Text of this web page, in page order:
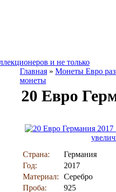
Главная » Монеты Евро
монеты
20 Евро
Страна:
Германия
Год:
2017
Материал:
Серебро
Проба:
925